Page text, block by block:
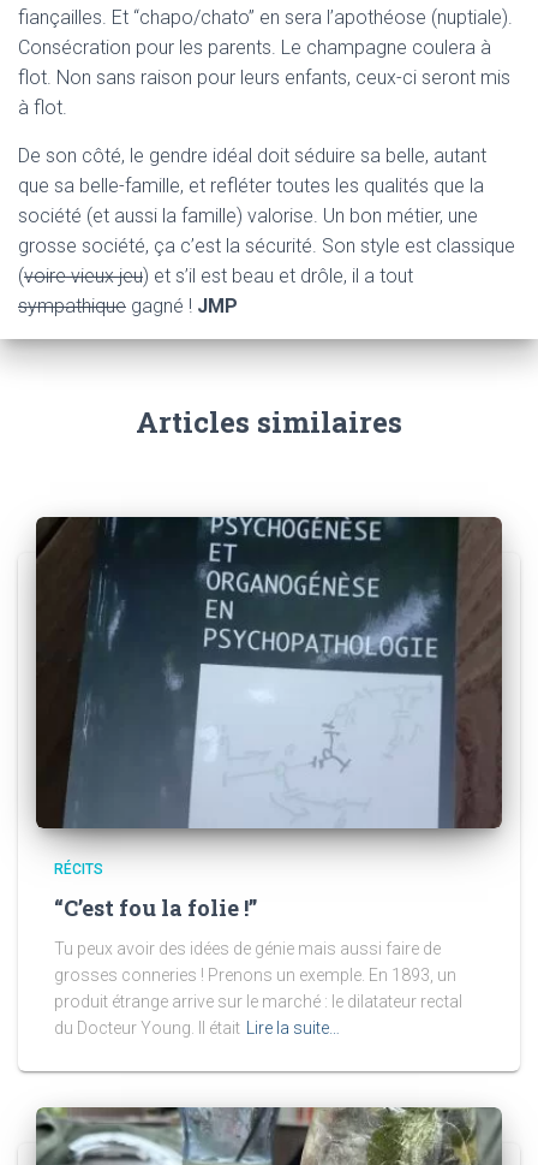
fiançailles. Et “chapo/chato” en sera l’apothéose (nuptiale).
Consécration pour les parents. Le champagne coulera à
flot. Non sans raison pour leurs enfants, ceux-ci seront mis
à flot.
De son côté, le gendre idéal doit séduire sa belle, autant
que sa belle-famille, et refléter toutes les qualités que la
société (et aussi la famille) valorise. Un bon métier, une
grosse société, ça c’est la sécurité. Son style est classique
(voire vieux jeu) et s’il est beau et drôle, il a tout
sympathique gagné ! JMP
Articles similaires
RÉCITS
“C’est fou la folie !”
Tu peux avoir des idées de génie mais aussi faire de
grosses conneries ! Prenons un exemple. En 1893, un
produit étrange arrive sur le marché : le dilatateur rectal
du Docteur Young. Il était
Lire la suite…